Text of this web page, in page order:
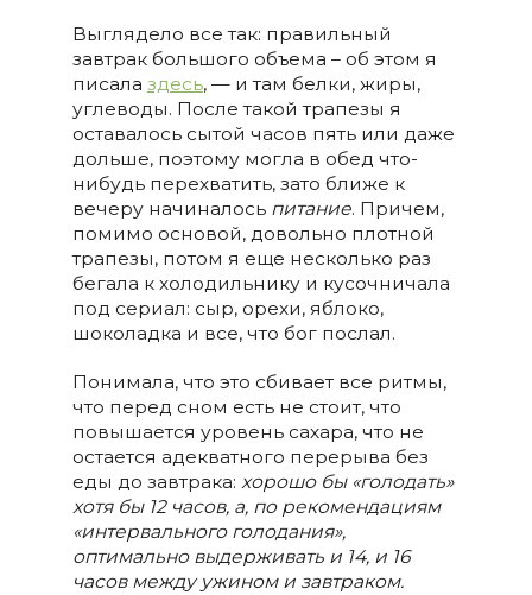
Выглядело все так: правильный
завтрак большого объема – об этом я
писала здесь, — и там белки, жиры,
углеводы. После такой трапезы я
оставалось сытой часов пять или даже
дольше, поэтому могла в обед что-
нибудь перехватить, зато ближе к
вечеру начиналось питание. Причем,
помимо основой, довольно плотной
трапезы, потом я еще несколько раз
бегала к холодильнику и кусочничала
под сериал: сыр, орехи, яблоко,
шоколадка и все, что бог послал.
Понимала, что это сбивает все ритмы,
что перед сном есть не стоит, что
повышается уровень сахара, что не
остается адекватного перерыва без
еды до завтрака: хорошо бы «голодать»
хотя бы 12 часов, а, по рекомендациям
«интервального голодания»,
оптимально выдерживать и 14, и 16
часов между ужином и завтраком.